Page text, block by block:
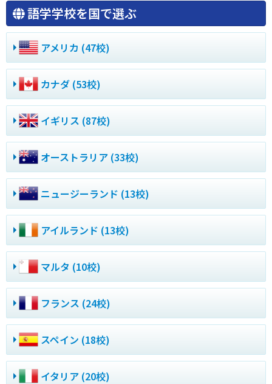
語学学校を国で選ぶ
アメリカ (47校)
カナダ (53校)
イギリス (87校)
オーストラリア (33校)
ニュージーランド (13校)
アイルランド (13校)
マルタ (10校)
フランス (24校)
スペイン (18校)
イタリア (20校)